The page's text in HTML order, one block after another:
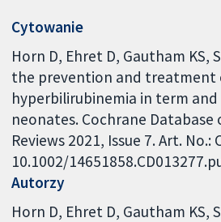
Cytowanie
Horn D, Ehret D, Gautham KS,
the prevention and treatment
hyperbilirubinemia in term
neonates. Cochrane Database
Reviews 2021, Issue 7. Art. No.:
10.1002/
Autorzy
Horn D Ehret D Gautham KS